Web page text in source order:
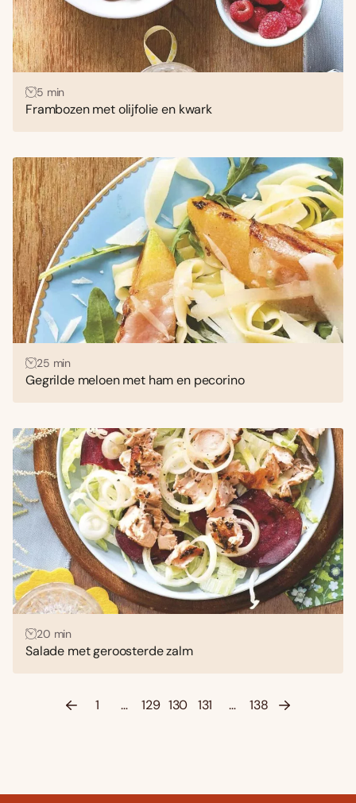
5 min
Frambozen met olijfolie en kwark
25 min
Gegrilde meloen met ham en pecorino
20 min
Salade met geroosterde zalm
1 … 129 130 131 … 138